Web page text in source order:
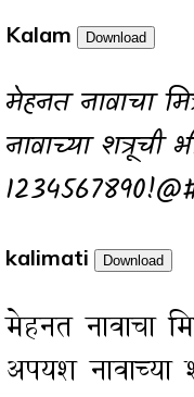
Kalam Download
मेहनत नावाचा
नावाच्या शत्रूची
kalimati Download
मेहनत नावाचा
अपयश नावाच्या